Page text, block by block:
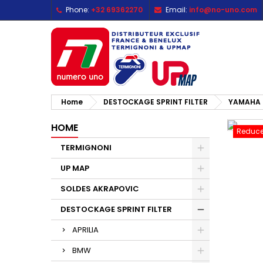
Phone: +32 69362270 Email: info@no-uno.com
Home DESTOCKAGE SPRINT FILTER YAMAHA
HOME
TERMIGNONI
UP MAP
SOLDES AKRAPOVIC
DESTOCKAGE SPRINT FILTER
APRILIA
BMW